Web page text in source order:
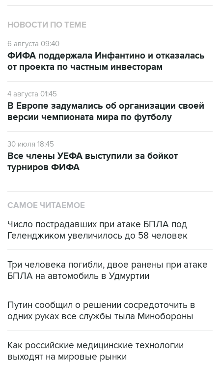
НОВОСТИ ПО ТЕМЕ
6 августа 09:40
ФИФА поддержала Инфантино и отказалась
от проекта по частным инвесторам
4 августа 01:45
В Европе задумались об организации своей
версии чемпионата мира по футболу
30 июля 18:45
Все члены УЕФА выступили за бойкот
турниров ФИФА
САМОЕ ЧИТАЕМОЕ
Число пострадавших при атаке БПЛА под
Геленджиком увеличилось до 58 человек
Три человека погибли, двое ранены при атаке
БПЛА на автомобиль в Удмуртии
Путин сообщил о решении сосредоточить в
одних руках все службы тыла Минобороны
Как российские медицинские технологии
выходят на мировые рынки